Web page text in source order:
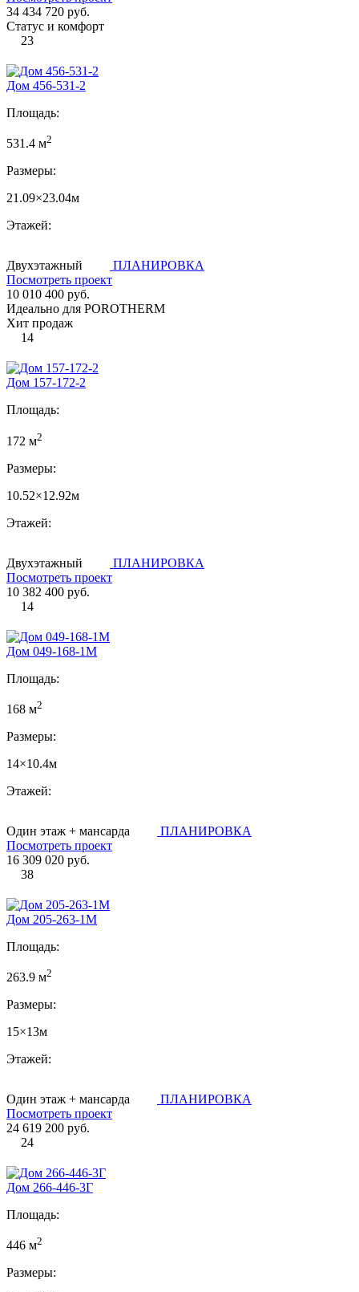
34 434 720 руб.
Статус и комфорт
23
Дом 456-531-2
Площадь:
531.4 м2
Размеры:
21.09×23.04м
Этажей:
Двухэтажный
ПЛАНИРОВКА
Посмотреть проект
10 010 400 руб.
Идеально для POROTHERM
Хит продаж
14
Дом 157-172-2
Площадь:
172 м2
Размеры:
10.52×12.92м
Этажей:
Двухэтажный
ПЛАНИРОВКА
Посмотреть проект
10 382 400 руб.
14
Дом 049-168-1М
Площадь:
168 м2
Размеры:
14×10.4м
Этажей:
Один этаж + мансарда
ПЛАНИРОВКА
Посмотреть проект
16 309 020 руб.
38
Дом 205-263-1М
Площадь:
263.9 м2
Размеры:
15×13м
Этажей:
Один этаж + мансарда
ПЛАНИРОВКА
Посмотреть проект
24 619 200 руб.
24
Дом 266-446-3Г
Площадь:
446 м2
Размеры: